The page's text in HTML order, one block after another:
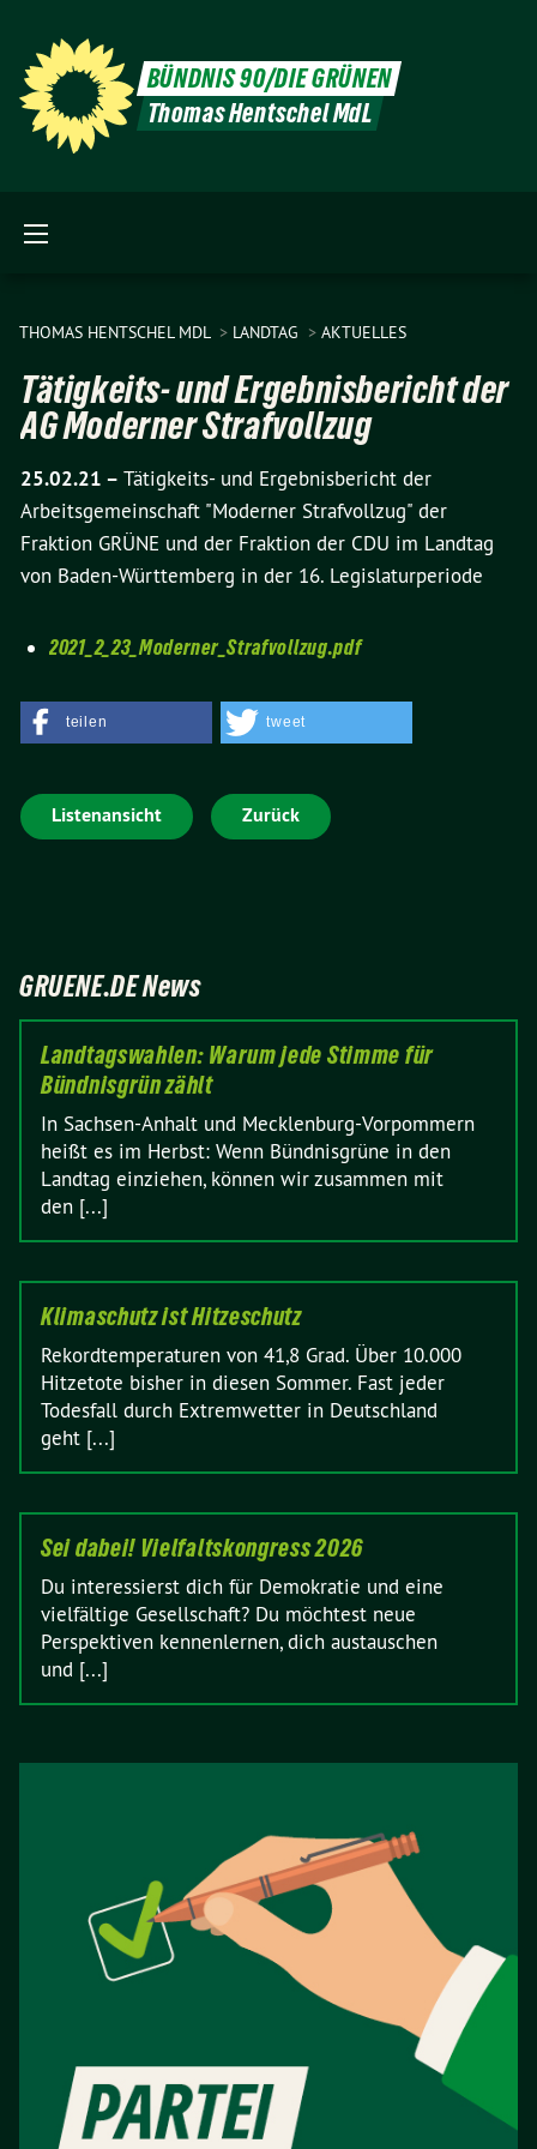
BÜNDNIS 90/DIE GRÜNEN
Thomas Hentschel MdL
THOMAS HENTSCHEL MDL LANDTAG AKTUELLES
Tätigkeits- und Ergebnisbericht der
AG Moderner Strafvollzug
25.02.21 – Tätigkeits- und Ergebnisbericht der
Arbeitsgemeinschaft "Moderner Strafvollzug" der
Fraktion GRÜNE und der Fraktion der CDU im Landtag
von Baden-Württemberg in der 16. Legislaturperiode
2021_2_23_Moderner_Strafvollzug.pdf
teilen tweet
Listenansicht Zurück
GRUENE.DE News
Landtagswahlen: Warum jede Stimme für
Bündnisgrün zählt
In Sachsen-Anhalt und Mecklenburg-Vorpommern
heißt es im Herbst: Wenn Bündnisgrüne in den
Landtag einziehen, können wir zusammen mit
den [...]
Klimaschutz ist Hitzeschutz
Rekordtemperaturen von 41,8 Grad. Über 10.000
Hitzetote bisher in diesen Sommer. Fast jeder
Todesfall durch Extremwetter in Deutschland
geht [...]
Sei dabei! Vielfaltskongress 2026
Du interessierst dich für Demokratie und eine
vielfältige Gesellschaft? Du möchtest neue
Perspektiven kennenlernen, dich austauschen
und [...]